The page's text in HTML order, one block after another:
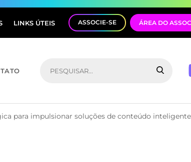
LINKS ÚTEIS ASSOCIE-SE ÁREA DO
para impulsionar soluções de conteúdo inteligente